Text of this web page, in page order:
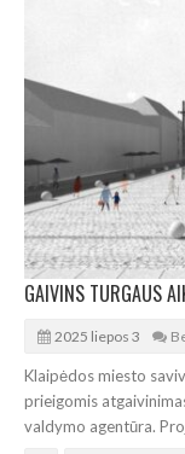
2025 liepos 3
Klaipėdos miesto
prieigomis
valdymo agentūra.